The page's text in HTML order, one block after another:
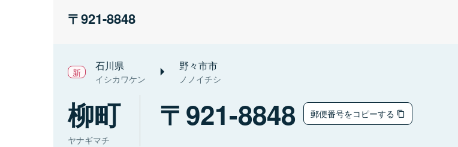
921-8848
石川県
イシカワケン
野々市市
ノノイチシ
柳町
ヤナギマチ
921-8848 郵便番号をコピーする